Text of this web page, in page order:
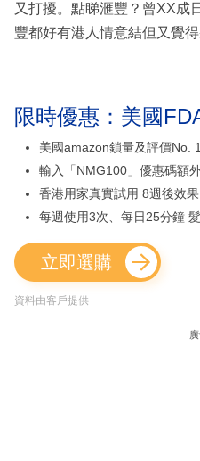
又打擾。點睇滙豐？曾XX成
豐都好有港人情意結但又覺
限時優惠：美國
美國amazon鎖量及評價No. 1
輸入「NMG100」優惠碼額
香港用家真實試用 8週後效
每週使用3次、每日25分鐘
立即選購
資料由客戶提供